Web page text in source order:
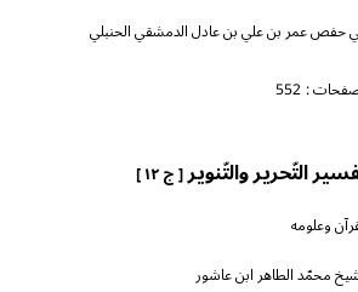
حفص عمر بن علي بن عادل الدمشقي الحنبلي
:
552
التّحرير والتّنوير[ ج ١٢ ]
وعلومه
محمّد الطاهر ابن عاشور